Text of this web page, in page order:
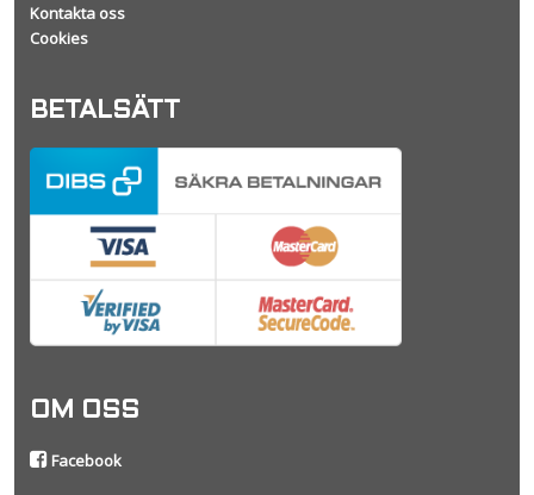
Kontakta oss
Cookies
BETALSÄTT
OM OSS
Facebook